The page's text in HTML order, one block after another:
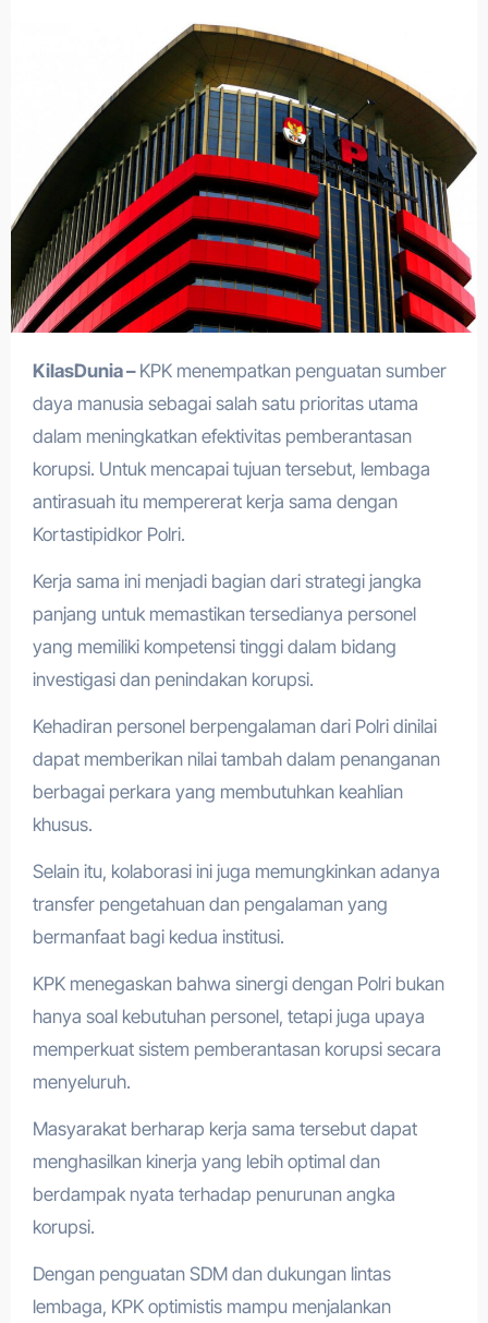
KilasDunia – KPK menempatkan penguatan sumber
daya manusia sebagai salah satu prioritas utama
dalam meningkatkan efektivitas pemberantasan
korupsi. Untuk mencapai tujuan tersebut, lembaga
antirasuah itu mempererat kerja sama dengan
Kortastipidkor Polri.
Kerja sama ini menjadi bagian dari strategi jangka
panjang untuk memastikan tersedianya personel
yang memiliki kompetensi tinggi dalam bidang
investigasi dan penindakan korupsi.
Kehadiran personel berpengalaman dari Polri dinilai
dapat memberikan nilai tambah dalam penanganan
berbagai perkara yang membutuhkan keahlian
khusus.
Selain itu, kolaborasi ini juga memungkinkan adanya
transfer pengetahuan dan pengalaman yang
bermanfaat bagi kedua institusi.
KPK menegaskan bahwa sinergi dengan Polri bukan
hanya soal kebutuhan personel, tetapi juga upaya
memperkuat sistem pemberantasan korupsi secara
menyeluruh.
Masyarakat berharap kerja sama tersebut dapat
menghasilkan kinerja yang lebih optimal dan
berdampak nyata terhadap penurunan angka
korupsi.
Dengan penguatan SDM dan dukungan lintas
lembaga, KPK optimistis mampu menjalankan